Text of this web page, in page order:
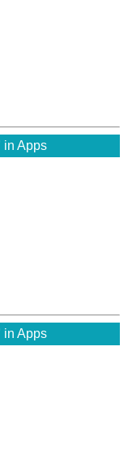
in Apps
in Apps